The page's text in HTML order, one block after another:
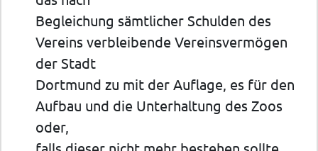
Begleichung sämtlicher Schulden des
Vereins verbleibende Vereinsvermögen
der Stadt
Dortmund zu mit der Auflage, es für den
Aufbau und die Unterhaltung des Zoos
oder,